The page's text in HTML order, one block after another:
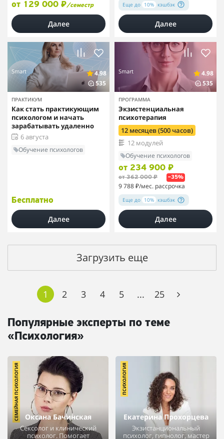
от 129 000 ₽/семестр
Далее
Еще до 10% кэшбэк
Далее
Smart
4.98
535
ПРАКТИКУМ
Как стать практикующим
психологом и начать
зарабатывать удаленно
6 августа
Обучение психологов
Бесплатно
Далее
Smart
4.98
535
ПРОГРАММА
Экзистенциальная
психотерапия
12 месяцев (500 часов)
12 модулей
Обучение психологов
от 234 900 ₽
от 362 000 ₽ –35%
9 788 ₽/мес. рассрочка
Еще до 10% кэшбэк
Далее
Загрузить еще
1 2 3 4 5 ... 25
Популярные эксперты по теме
«Психология»
Оксана Бачинская
Сексолог и клинический
психолог. Помогает
СЕМЕЙНАЯ ПСИХОЛОГИЯ Екатерина Прохорцева
Экзистанциональный
психолог, гипнолог, мастер
ПСИХОЛОГИЯ